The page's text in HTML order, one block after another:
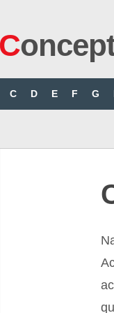
C
C D E F G